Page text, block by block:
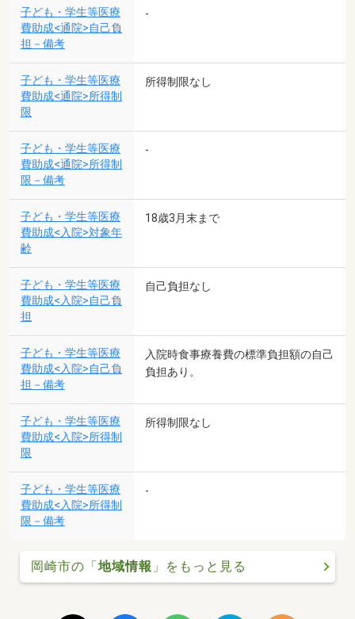
子ども・学生等医療
費助成<通院>自己負
担－備考
-
子ども・学生等医療
費助成<通院>所得制
限
所得制限なし
子ども・学生等医療
費助成<通院>所得制
限－備考
-
子ども・学生等医療
費助成<入院>対象年
齢
18歳3月末まで
子ども・学生等医療
費助成<入院>自己負
担
自己負担なし
子ども・学生等医療
費助成<入院>自己負
担－備考
入院時食事療養費の標準負担額の自己
負担あり。
子ども・学生等医療
費助成<入院>所得制
限
所得制限なし
子ども・学生等医療
費助成<入院>所得制
限－備考
-
岡崎市の「地域情報 」をもっと見る